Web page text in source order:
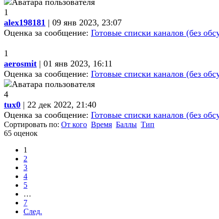
1
alex198181 | 09 янв 2023, 23:07
Оценка за сообщение: Готовые списки каналов (без
1
aerosmit | 01 янв 2023, 16:11
Оценка за сообщение: Готовые списки каналов (без
4
tux0 | 22 дек 2022, 21:40
Оценка за сообщение: Готовые списки каналов (без
Сортировать по: От кого Время Баллы Тип
65 оценок
1
2
3
4
5
…
7
След.